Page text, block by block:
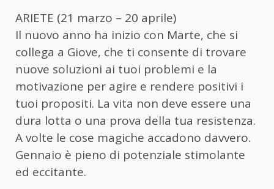
ARIETE (21 marzo – 20 aprile)
Il nuovo anno ha inizio con Marte, che si
collega a Giove, che ti consente di trovare
nuove soluzioni ai tuoi problemi e la
motivazione per agire e rendere positivi i
tuoi propositi. La vita non deve essere una
dura lotta o una prova della tua resistenza.
A volte le cose magiche accadono davvero.
Gennaio è pieno di potenziale stimolante
ed eccitante.